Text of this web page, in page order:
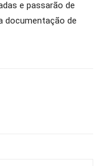
e passarão de
documentação de